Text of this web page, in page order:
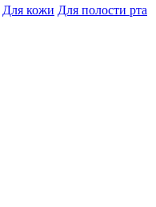
Для кожи Для полости рта